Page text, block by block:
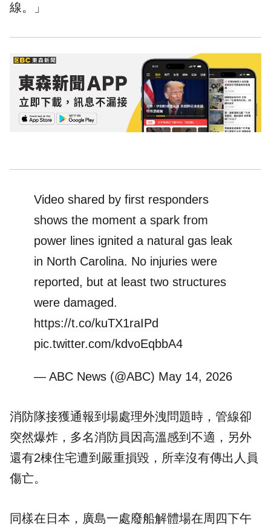
線。」
Video shared by first responders
shows the moment a spark from
power lines ignited a natural gas leak
in North Carolina. No injuries were
reported, but at least two structures
were damaged.
https://t.co/kuTX1raIPd
pic.twitter.com/kdvoEqbbA4
— ABC News (@ABC) May 14, 2026
消防隊接獲通報到場處理外洩問題時，管線卻
突然爆炸，多名消防員因高溫感到不適，另外
還有2棟住宅遭到嚴重損毀，所幸沒有傳出人員
傷亡。
同樣在日本，廣島一處廢船解體場在周四下午